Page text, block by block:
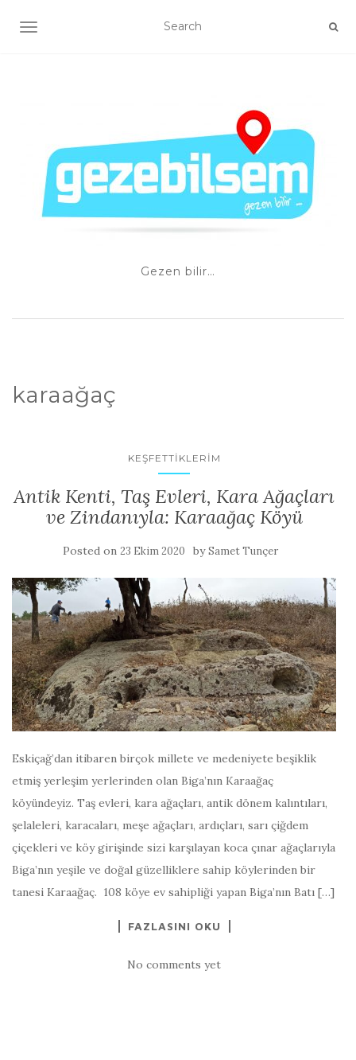
TOGGLE NAVIGATION
Gezen bilir…
karaağaç
KEŞFETTIKLERIM
Antik Kenti, Taş Evleri, Kara Ağaçları
ve Zindanıyla: Karaağaç Köyü
Posted on 23 Ekim 2020 bySamet Tunçer
Eskiçağ’dan itibaren birçok millete ve medeniyete beşiklik
etmiş yerleşim yerlerinden olan Biga’nın Karaağaç
köyündeyiz. Taş evleri, kara ağaçları, antik dönem kalıntıları,
şelaleleri, karacaları, meşe ağaçları, ardıçları, sarı çiğdem
çiçekleri ve köy girişinde sizi karşılayan koca çınar ağaçlarıyla
Biga’nın yeşile ve doğal güzelliklere sahip köylerinden bir
tanesi Karaağaç. 108 köye ev sahipliği yapan Biga’nın Batı […]
FAZLASINI OKU
No comments yet